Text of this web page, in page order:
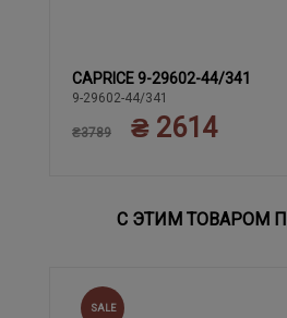
37.5 38 38.5 39 40
CAPRICE 9-29602-44/341
9-29602-44/341
₴3789 ₴ 2614
С ЭТИМ ТОВАРОМ
SALE